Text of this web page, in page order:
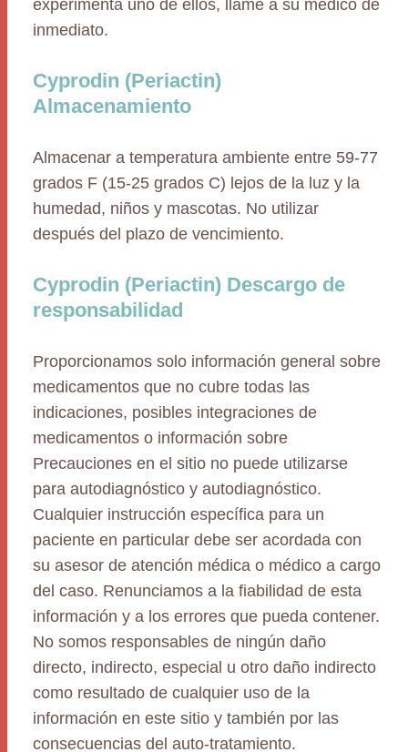
experimenta uno de ellos, llame a su médico de
inmediato.
Cyprodin (Periactin)
Almacenamiento
Almacenar a temperatura ambiente entre 59-77
grados F (15-25 grados C) lejos de la luz y la
humedad, niños y mascotas. No utilizar
después del plazo de vencimiento.
Cyprodin (Periactin) Descargo de
responsabilidad
Proporcionamos solo información general sobre
medicamentos que no cubre todas las
indicaciones, posibles integraciones de
medicamentos o información sobre
Precauciones en el sitio no puede utilizarse
para autodiagnóstico y autodiagnóstico.
Cualquier instrucción específica para un
paciente en particular debe ser acordada con
su asesor de atención médica o médico a cargo
del caso. Renunciamos a la fiabilidad de esta
información y a los errores que pueda contener.
No somos responsables de ningún daño
directo, indirecto, especial u otro daño indirecto
como resultado de cualquier uso de la
información en este sitio y también por las
consecuencias del auto-tratamiento.